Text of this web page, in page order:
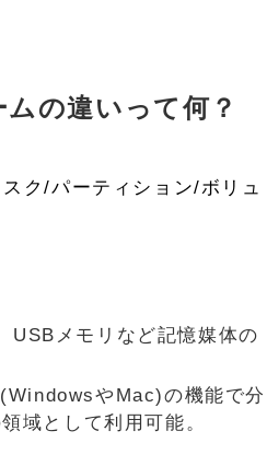
の違いって何？
ク/パーティション/ボリュ
USBメモリなど記憶媒体の
やMac)の機能で分
域として利用可能。